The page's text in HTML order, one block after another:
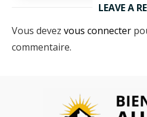
LEAVE A
Vous devez vous connecter
commentaire.